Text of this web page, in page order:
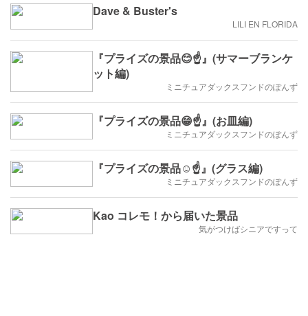
Dave & Buster's
LILI EN FLORIDA
『プライズの景品😊☝️』(サマーブランケ
ット編)
ミニチュアダックスフンドのぽんず
『プライズの景品😁☝️』(お皿編)
ミニチュアダックスフンドのぽんず
『プライズの景品☺️☝️』(グラス編)
ミニチュアダックスフンドのぽんず
Kao コレモ！から届いた景品
気がつけばシニアですって